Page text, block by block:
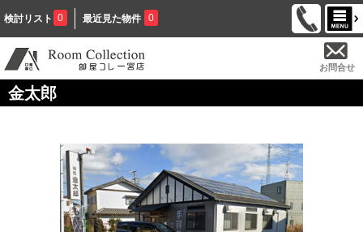
検討リスト 0 最近見た物件 0
お問合せ
金太郎